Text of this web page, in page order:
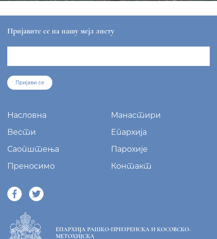
Пријавите се на нашу мејл листу
Пријави се
Насловна
Манастири
Вести
Епархија
Саопштења
Парохије
Преносимо
Контакт
ЕПАРХИЈА РАШКО-ПРИЗРЕНСКА И КОСОВСКО-
МЕТОХИЈСКА